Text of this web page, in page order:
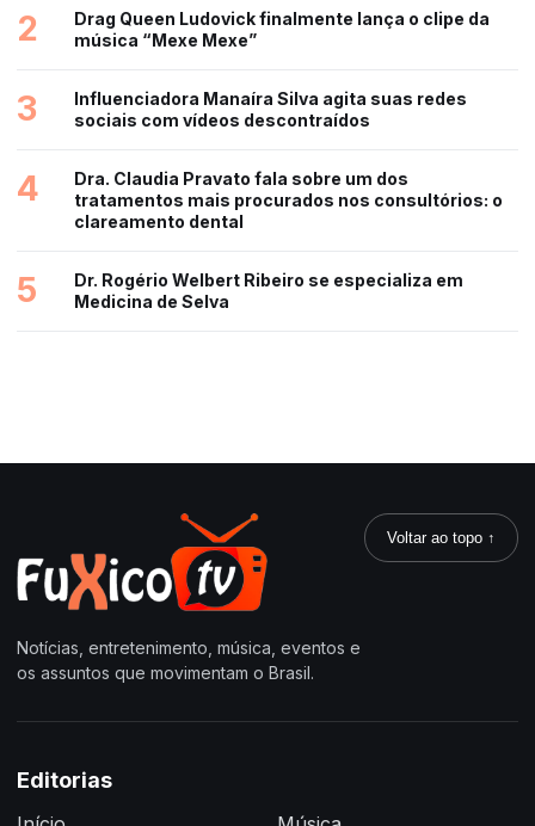
2
Drag Queen Ludovick finalmente lança o clipe da
música “Mexe Mexe”
3
Influenciadora Manaíra Silva agita suas redes
sociais com vídeos descontraídos
4
Dra. Claudia Pravato fala sobre um dos
tratamentos mais procurados nos consultórios: o
clareamento dental
5
Dr. Rogério Welbert Ribeiro se especializa em
Medicina de Selva
Notícias, entretenimento, música, eventos e
os assuntos que movimentam o Brasil.
Voltar ao topo ↑
Editorias